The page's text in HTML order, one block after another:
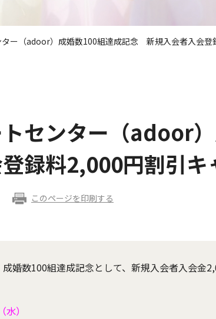
ター（adoor）成婚数100組達成記念 新規入会者入会登
センター（adoor
録料2,000円割引キ
このページを印刷する
婚数100組達成記念として、新規入会者入会金
）